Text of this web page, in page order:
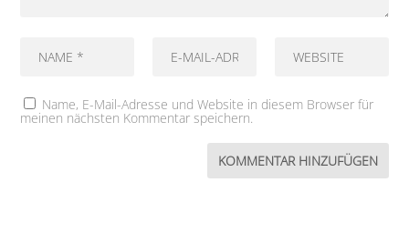
Name, E-Mail-Adresse und Website in diesem Browser für
meinen nächsten Kommentar speichern.